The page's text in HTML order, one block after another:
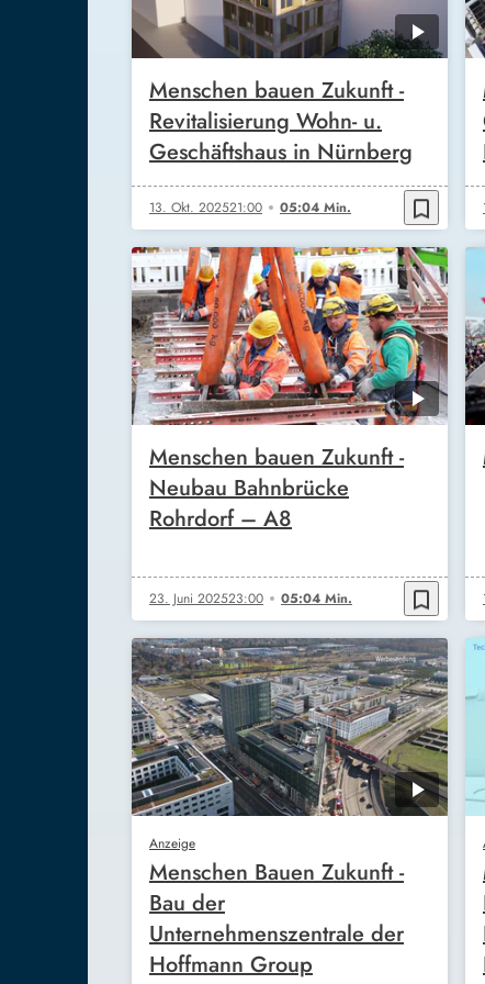
Menschen bauen Zukunft -
Revitalisierung Wohn- u.
Geschäftshaus in Nürnberg
13. Okt. 202521:00 05:04 Min. bookmark_border
Menschen bauen Zukunft -
Neubau Bahnbrücke
Rohrdorf – A8
23. Juni 202523:00 05:04 Min. bookmark_border
Anzeige
Menschen Bauen Zukunft -
Bau der
Unternehmenszentrale der
Hoffmann Group